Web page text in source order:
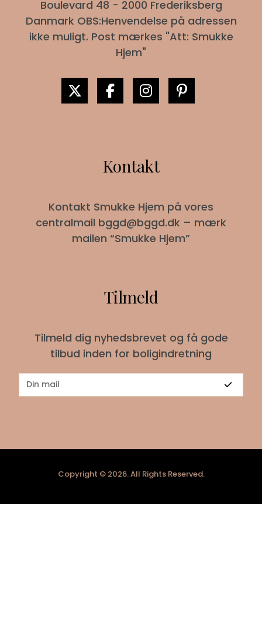
Boulevard 48 - 2000 Frederiksberg
Danmark OBS:Henvendelse på adressen
ikke muligt. Post mærkes "Att: Smukke
Hjem"
Kontakt
Kontakt Smukke Hjem på vores
centralmail bggd@bggd.dk – mærk
mailen “Smukke Hjem”
Tilmeld
Tilmeld dig nyhedsbrevet og få gode
tilbud inden for boligindretning
Copyright © 2026. All Rights Reserved.